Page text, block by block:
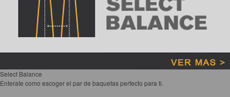
Select Balance
Enterate como escoger el par de baquetas perfecto para ti.